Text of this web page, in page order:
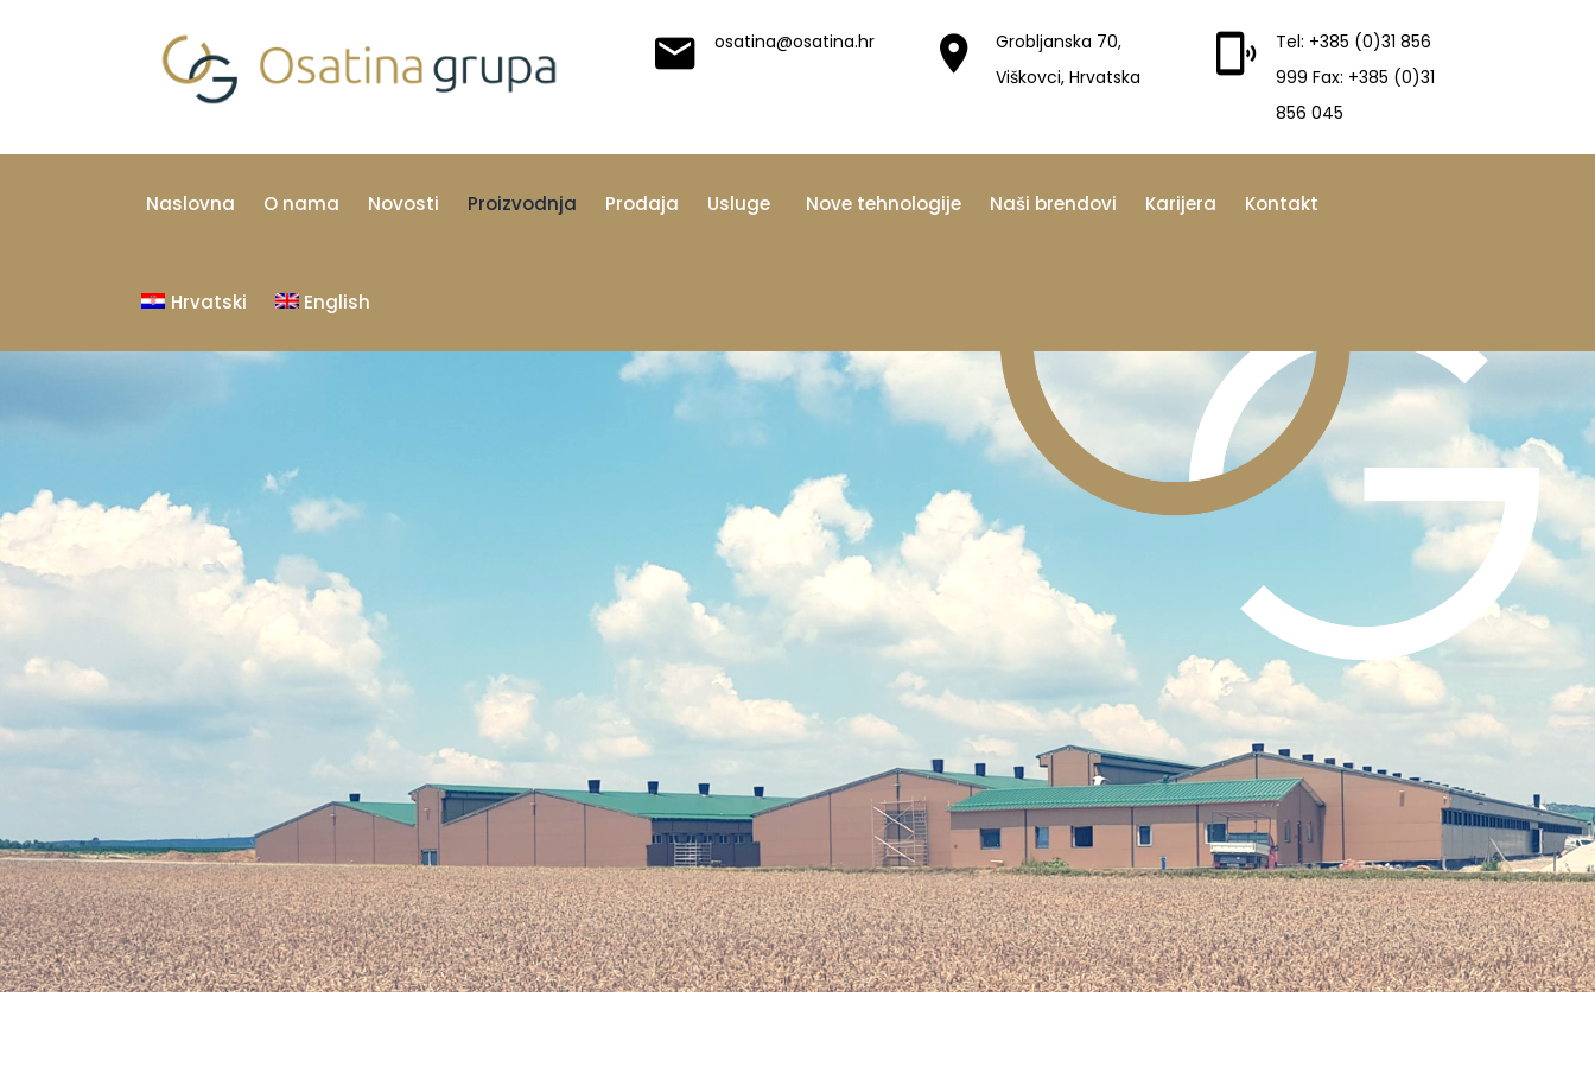
osatina@osatina.hr
Grobljanska 70,
Viškovci, Hrvatska
Tel: +385 (0)31 856
999 Fax: +385 (0)31
856 045
Naslovna O nama Novosti Proizvodnja Prodaja Usluge Nove tehnologije Naši brendovi Karijera Kontakt
Hrvatski English